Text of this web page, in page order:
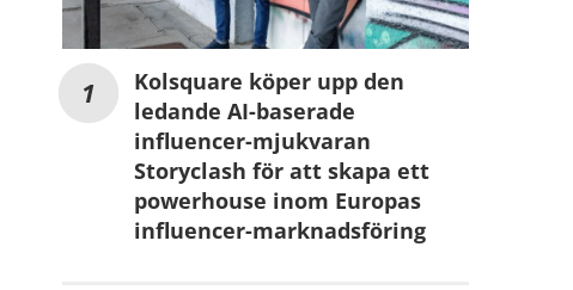
Kolsquare köper upp den
ledande AI-baserade
influencer-mjukvaran
Storyclash för att skapa ett
powerhouse inom Europas
influencer-marknadsföring